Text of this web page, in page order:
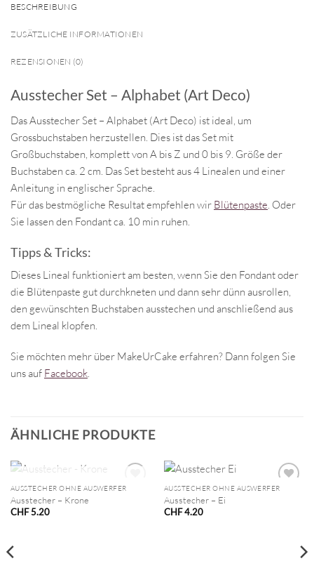
BESCHREIBUNG
ZUSÄTZLICHE INFORMATIONEN
REZENSIONEN (0)
Ausstecher Set – Alphabet (Art Deco)
Das Ausstecher Set – Alphabet (Art Deco) ist ideal, um
Grossbuchstaben herzustellen. Dies ist das Set mit
Großbuchstaben, komplett von A bis Z und 0 bis 9. Größe der
Buchstaben ca. 2 cm. Das Set besteht aus 4 Linealen und einer
Anleitung in englischer Sprache.
Für das bestmögliche Resultat empfehlen wir Blütenpaste. Oder
Sie lassen den Fondant ca. 10 min ruhen.
Tipps & Tricks:
Dieses Lineal funktioniert am besten, wenn Sie den Fondant oder
die Blütenpaste gut durchkneten und dann sehr dünn ausrollen,
den gewünschten Buchstaben ausstechen und anschließend aus
dem Lineal klopfen.
Sie möchten mehr über MakeUrCake erfahren? Dann folgen Sie
uns auf Facebook
ÄHNLICHE PRODUKTE
NICHT VORRÄTIG
AUSSTECHER OHNE AUSWERFER
Ausstecher – Krone
CHF5.20
AUSSTECHER OHNE AUSWERFER
Ausstecher – Ei
CHF4.20